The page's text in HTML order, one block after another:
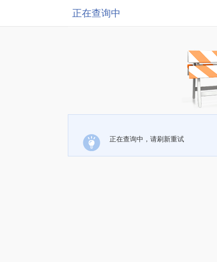
正在查询中
正在查询中，请刷新重试